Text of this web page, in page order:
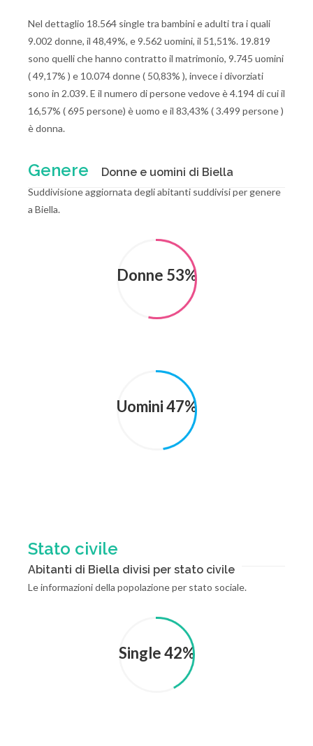
Nel dettaglio 18.564 single tra bambini e adulti tra i quali
9.002 donne, il 48,49%, e 9.562 uomini, il 51,51%. 19.819
sono quelli che hanno contratto il matrimonio, 9.745 uomini
( 49,17% ) e 10.074 donne ( 50,83% ), invece i divorziati
sono in 2.039. E il numero di persone vedove è 4.194 di cui il
16,57% ( 695 persone) è uomo e il 83,43% ( 3.499 persone )
è donna.
Genere Donne e uomini di Biella
Suddivisione aggiornata degli abitanti suddivisi per genere
a Biella.
Donne 53%
Uomini 47%
Stato civile
Abitanti di Biella divisi per stato civile
Le informazioni della popolazione per stato sociale.
Single 42%